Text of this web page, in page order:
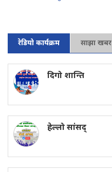
रेडियो कार्यक्रम साझा खबर
दिगो शान्ति
हेल्लो सांसद्